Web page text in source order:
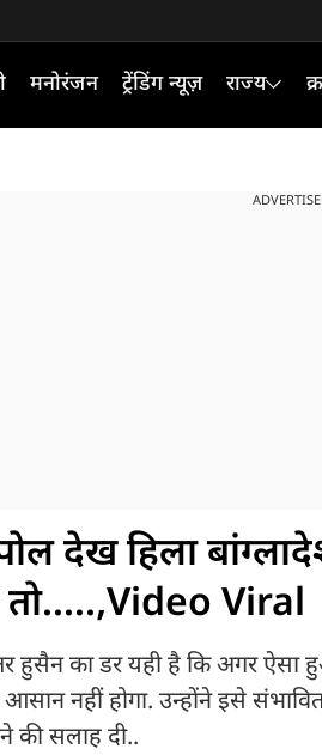
मनोरंजन ट्रेंडिंग न्यूज़ राज्य
देख हिला
तो.....,Video Viral
का डर यही है कि अगर ऐसा
नहीं होगा. उन्होंने इसे
सलाह दी..